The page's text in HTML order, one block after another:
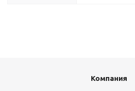
Компания